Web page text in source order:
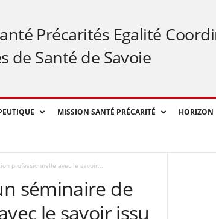
Précarités Egalité
de Santé de Savoie
MISSION SANTÉ PRÉCARITÉ HORIZON
professionnelle avec le savoir...
séminaire de
le savoir issu